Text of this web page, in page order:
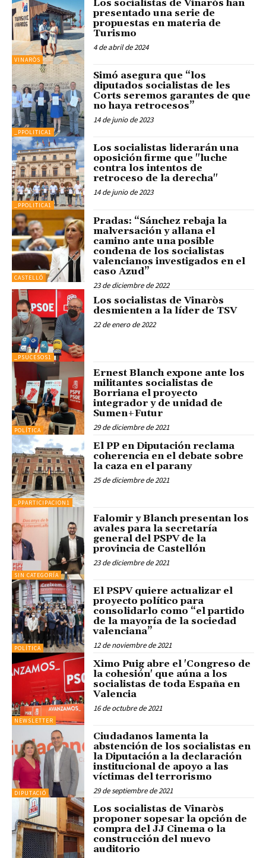
VINARÒS
Los socialistas de Vinaròs han
presentado una serie de
propuestas en materia de
Turismo
4 de abril de 2024
_PPOLITICA1
Simó asegura que “los
diputados socialistas de les
Corts seremos garantes de que
no haya retrocesos”
14 de junio de 2023
_PPOLITICA1
Los socialistas liderarán una
oposición firme que "luche
contra los intentos de
retroceso de la derecha"
14 de junio de 2023
CASTELLÓ
Pradas: “Sánchez rebaja la
malversación y allana el
camino ante una posible
condena de los socialistas
valencianos investigados en el
caso Azud”
23 de diciembre de 2022
_PSUCESOS1
Los socialistas de Vinaròs
desmienten a la líder de TSV
22 de enero de 2022
POLÍTICA
Ernest Blanch expone ante los
militantes socialistas de
Borriana el proyecto
integrador y de unidad de
Sumen+Futur
29 de diciembre de 2021
_PPARTICIPACION1
El PP en Diputación reclama
coherencia en el debate sobre
la caza en el parany
25 de diciembre de 2021
SIN CATEGORÍA
Falomir y Blanch presentan los
avales para la secretaría
general del PSPV de la
provincia de Castellón
23 de diciembre de 2021
POLÍTICA
El PSPV quiere actualizar el
proyecto político para
consolidarlo como “el partido
de la mayoría de la sociedad
valenciana”
12 de noviembre de 2021
NEWSLETTER
Ximo Puig abre el 'Congreso de
la cohesión' que aúna a los
socialistas de toda España en
Valencia
16 de octubre de 2021
DIPUTACIÓ
Ciudadanos lamenta la
abstención de los socialistas en
la Diputación a la declaración
institucional de apoyo a las
víctimas del terrorismo
29 de septiembre de 2021
Los socialistas de Vinaròs
proponer sopesar la opción de
compra del JJ Cinema o la
construcción del nuevo
auditorio